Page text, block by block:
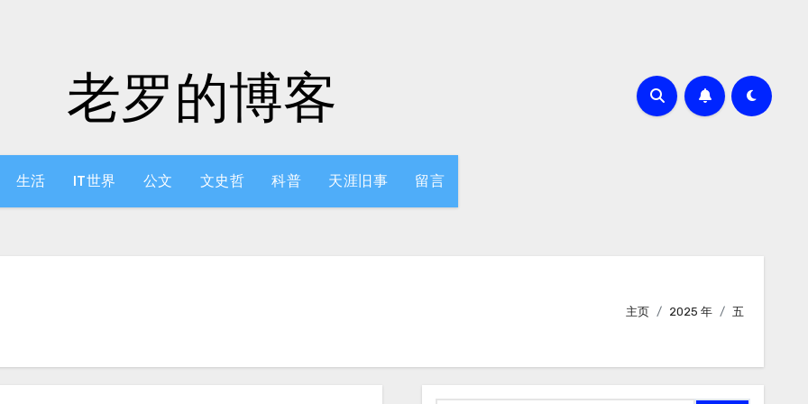
老罗的博客
生活 IT世界 公文 文史哲 科普 天涯旧事 留言
主页 2025 年 五